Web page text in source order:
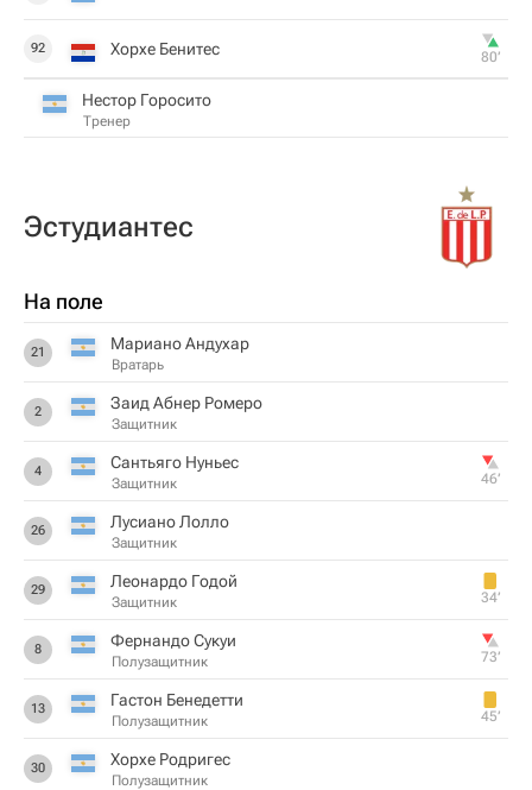
92 Хорхе Бенитес 80‎’‎
Нестор Горосито
Тренер
Эстудиантес
На поле
21 Мариано Андухар
Вратарь
2 Заид Абнер Ромеро
Защитник
4 Сантьяго Нуньес
Защитник 46‎’‎
26 Лусиано Лолло
Защитник
29 Леонардо Годой
Защитник 34‎’‎
8 Фернандо Сукуи
Полузащитник 73‎’‎
13 Гастон Бенедетти
Полузащитник 45‎’‎
30 Хорхе Родригес
Полузащитник